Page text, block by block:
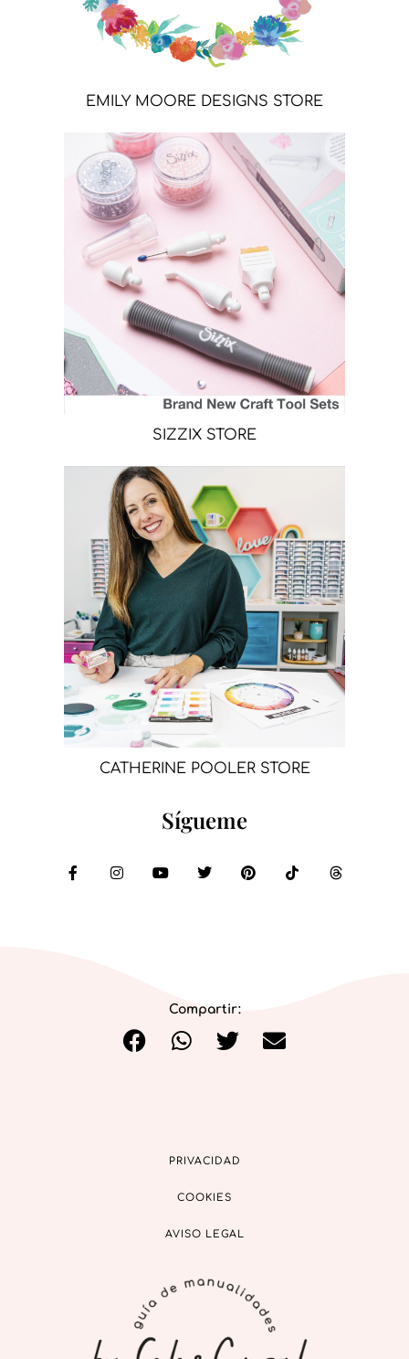
EMILY MOORE DESIGNS STORE
SIZZIX STORE
CATHERINE POOLER STORE
Sígueme
Compartir:
PRIVACIDAD
COOKIES
AVISO LEGAL